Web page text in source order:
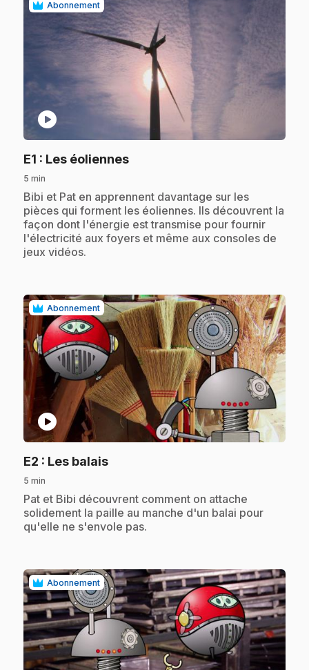
Abonnement
play_circle
E1 : Les éoliennes.
5 min
.Bibi et Pat en apprennent davantage sur les
pièces qui forment les éoliennes. Ils découvrent la
façon dont l'énergie est transmise pour fournir
l'électricité aux foyers et même aux consoles de
jeux vidéos.
Abonnement
play_circle
E2 : Les balais.
5 min
.Pat et Bibi découvrent comment on attache
solidement la paille au manche d'un balai pour
qu'elle ne s'envole pas.
Abonnement